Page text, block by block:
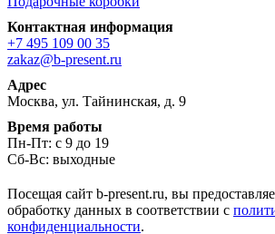
Контактная информация
+7 495 109 00 35
zakaz@b-present.ru
Адрес
Москва, ул. Тайнинская, д. 9
Время работы
Пн-Пт: с 9 до 19
Сб-Вс: выходные
Посещая сайт b-present.ru, вы
обработку данных в соответствии с
конфиденциальности.